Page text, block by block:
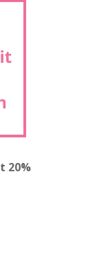
20%